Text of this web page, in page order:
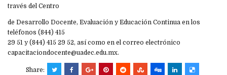
través del Centro
de Desarrollo Docente, Evaluación y Educación Continua en los
teléfonos (844) 415
29 51 y (844) 415 29 52, así como en el correo electrónico
capacitaciondocente@uadec.edu.mx.
Share: